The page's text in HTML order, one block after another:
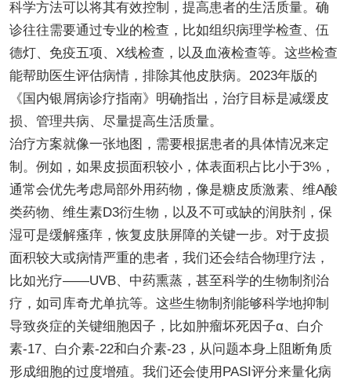
科学方法可以将其有效控制，提高患者的生活质量。确
诊往往需要通过专业的检查，比如组织病理学检查、伍
德灯、免疫五项、X线检查，以及血液检查等。这些检查
能帮助医生评估病情，排除其他皮肤病。2023年版的
《国内银屑病诊疗指南》明确指出，治疗目标是减缓皮
损、管理共病、尽量提高生活质量。
治疗方案就像一张地图，需要根据患者的具体情况来定
制。例如，如果皮损面积较小，体表面积占比小于3%，
通常会优先考虑局部外用药物，像是糖皮质激素、维A酸
类药物、维生素D3衍生物，以及不可或缺的润肤剂，保
湿可是缓解瘙痒，恢复皮肤屏障的关键一步。对于皮损
面积较大或病情严重的患者，我们还会结合物理疗法，
比如光疗——UVB、中药熏蒸，甚至科学的生物制剂治
疗，如司库奇尤单抗等。这些生物制剂能够科学地抑制
导致炎症的关键细胞因子，比如肿瘤坏死因子α、白介
素-17、白介素-22和白介素-23，从问题本身上阻断角质
形成细胞的过度增殖。我们还会使用PASI评分来量化病